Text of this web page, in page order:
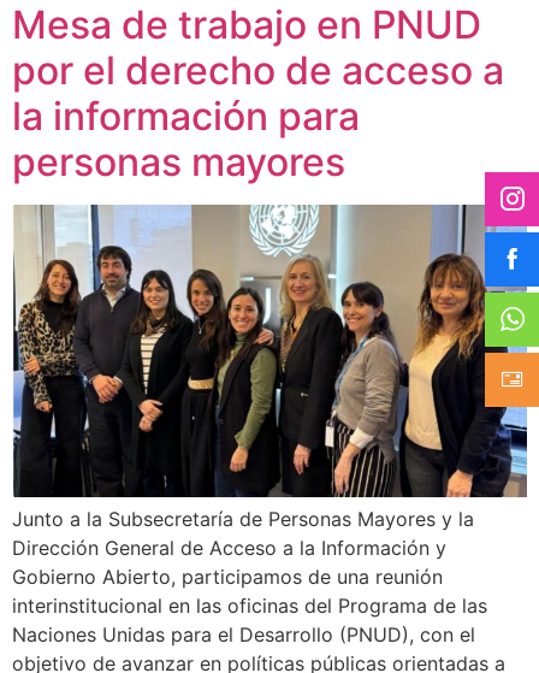
Mesa de trabajo en PNUD
por el derecho de acceso a
la información para
personas mayores
Junto a la Subsecretaría de Personas Mayores y la
Dirección General de Acceso a la Información y
Gobierno Abierto, participamos de una reunión
interinstitucional en las oficinas del Programa de las
Naciones Unidas para el Desarrollo (PNUD), con el
objetivo de avanzar en políticas públicas orientadas a